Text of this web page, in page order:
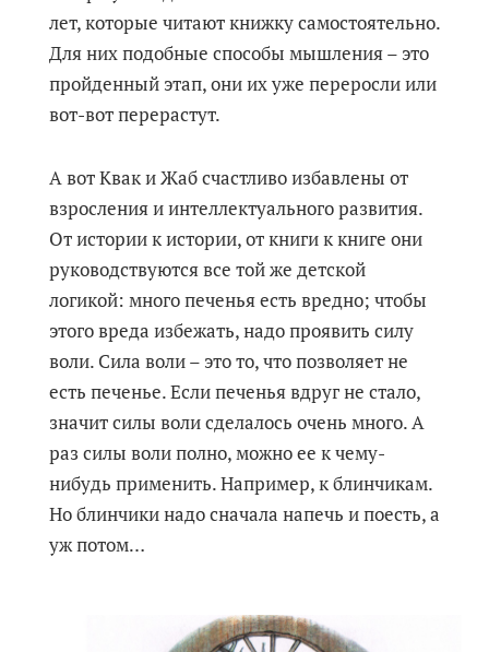
лет, которые читают книжку самостоятельно.
Для них подобные способы мышления – это
пройденный этап, они их уже переросли или
вот-вот перерастут.
А вот Квак и Жаб счастливо избавлены от
взросления и интеллектуального развития.
От истории к истории, от книги к книге они
руководствуются все той же детской
логикой: много печенья есть вредно; чтобы
этого вреда избежать, надо проявить силу
воли. Сила воли – это то, что позволяет не
есть печенье. Если печенья вдруг не стало,
значит силы воли сделалось очень много. А
раз силы воли полно, можно ее к чему-
нибудь применить. Например, к блинчикам.
Но блинчики надо сначала напечь и поесть, а
уж потом…